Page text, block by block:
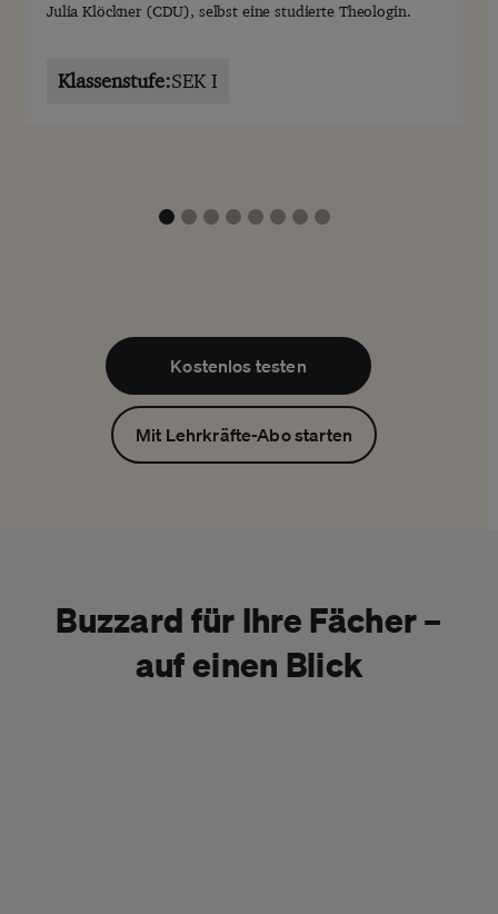
Julia Klöckner (CDU), selbst eine studierte Theologin.
Klassenstufe:SEK I
Kostenlos testen
Mit Lehrkräfte-Abo starten
Buzzard für Ihre Fächer –
auf einen Blick